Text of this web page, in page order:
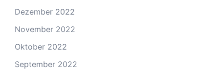
Dezember 2022
November 2022
Oktober 2022
September 2022